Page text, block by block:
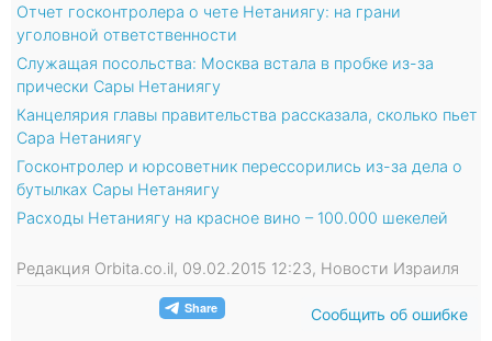
Отчет госконтролера о чете Нетаниягу: на грани
уголовной ответственности
Служащая посольства: Москва встала в пробке из-за
прически Сары Нетаниягу
Канцелярия главы правительства рассказала, сколько пьет
Сара Нетаниягу
Госконтролер и юрсоветник перессорились из-за дела о
бутылках Сары Нетаняигу
Расходы Нетаниягу на красное вино – 100.000 шекелей
Редакция Orbita.co.il, 09.02.2015 12:23, Новости Израиля
Сообщить об ошибке